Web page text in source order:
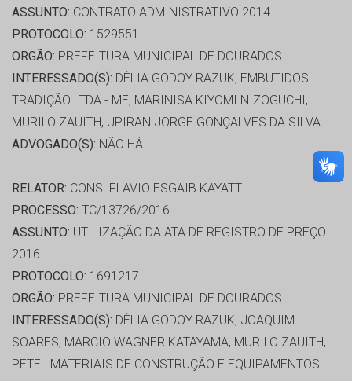
ASSUNTO: CONTRATO ADMINISTRATIVO 2014
PROTOCOLO: 1529551
ORGÃO: PREFEITURA MUNICIPAL DE DOURADOS
INTERESSADO(S): DÉLIA GODOY RAZUK, EMBUTIDOS
TRADIÇÃO LTDA - ME, MARINISA KIYOMI NIZOGUCHI,
MURILO ZAUITH, UPIRAN JORGE GONÇALVES DA SILVA
ADVOGADO(S): NÃO HÁ
RELATOR: CONS. FLAVIO ESGAIB KAYATT
PROCESSO: TC/13726/2016
ASSUNTO: UTILIZAÇÃO DA ATA DE REGISTRO DE PREÇO
2016
PROTOCOLO: 1691217
ORGÃO: PREFEITURA MUNICIPAL DE DOURADOS
INTERESSADO(S): DÉLIA GODOY RAZUK, JOAQUIM
SOARES, MARCIO WAGNER KATAYAMA, MURILO ZAUITH,
PETEL MATERIAIS DE CONSTRUÇÃO E EQUIPAMENTOS